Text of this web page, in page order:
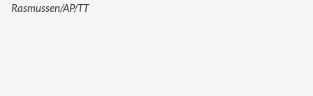
Rasmussen/AP/TT